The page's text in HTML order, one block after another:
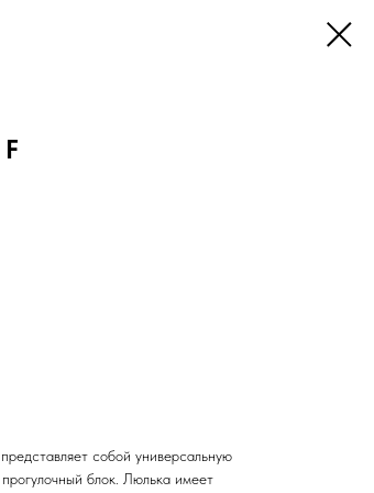
собой универсальную
блок. Люлька имеет